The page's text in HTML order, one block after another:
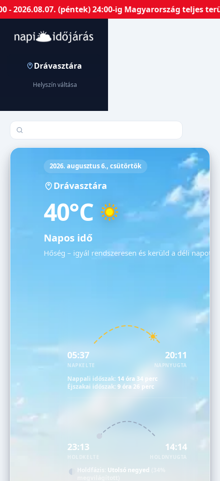
(péntek) 24:00-ig Magyarország teljes
Drávasztára
Helyszín váltása
Település keresése
2026. augusztus 6., csütörtök
Drávasztára
40°C
Napos idő
Hőség – igyál rendszeresen és kerüld a déli napot!
05:37
NAPKELTE
20:11
NAPNYUGTA
Nappali időszak: 14 óra 34 perc
Éjszakai időszak:9 óra 26 perc
23:13 14:14
HOLDNYUGTA
Holdfázis: Utolsó negyed